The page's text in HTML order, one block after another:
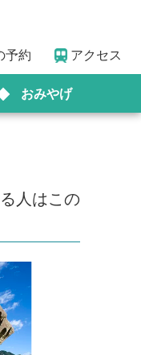
予約 アクセス
おみやげ
人はこの